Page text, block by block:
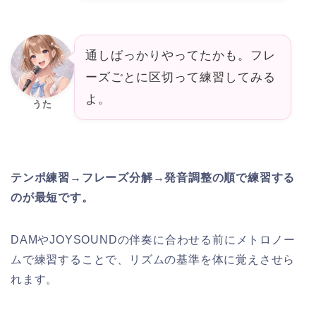
うた
通しばっかりやってたかも。フレ
ーズごとに区切って練習してみる
よ。
テンポ練習→フレーズ分解→発音調整の順で練習する
のが最短です。
DAMやJOYSOUNDの伴奏に合わせる前にメトロノー
ムで練習することで、リズムの基準を体に覚えさせら
れます。